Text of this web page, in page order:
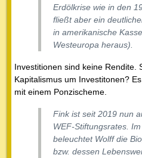
Erdölkrise wie in den
fließt aber ein
in amerikanische
Westeuropa heraus).
Investitionen sind keine Rendite.
Kapitalismus um Investitonen?
mit einem Ponzischeme.
Fink ist seit 2019 nun
WEF-Stiftungsrates.
beleuchtet Wolff die
bzw. dessen